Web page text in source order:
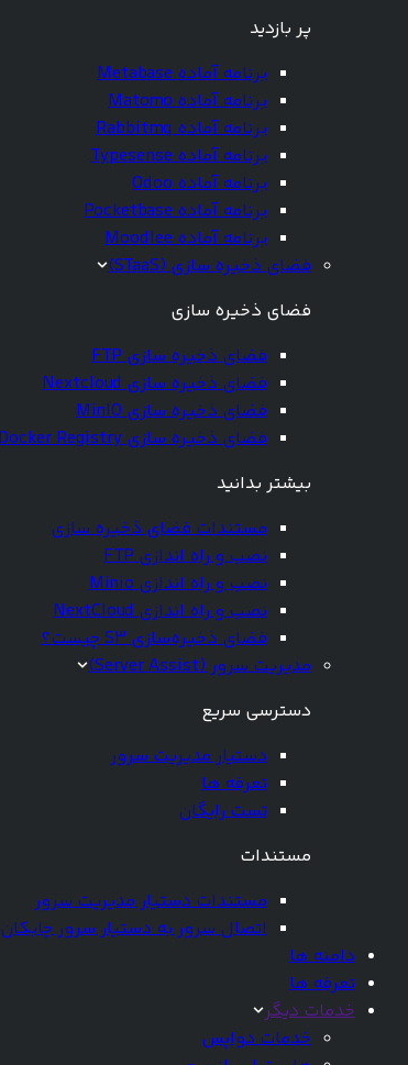
پر بازدید
برنامه آماده Metabase
برنامه آماده Matomo
برنامه آماده Rabbitmq
برنامه آماده Typesense
برنامه آماده Odoo
برنامه آماده Pocketbase
برنامه آماده Moodlee
فضای ذخیره سازی (STaaS)
فضای ذخیره سازی
فضای ذخیره سازی FTP
فضای ذخیره سازی Nextcloud
فضای ذخیره سازی MinIO
فضای ذخیره سازی Docker Registry
بیشتر بدانید
مستندات فضای ذخیره سازی
نصب و راه اندازی FTP
نصب و راه اندازی Minio
نصب و راه اندازی NextCloud
فضای ذخیره‌سازی S3 چیست؟
مدیریت سرور (Server Assist)
دسترسی سریع
دستیار مدیریت سرور
تعرفه ها
تست رایگان
مستندات
مستندات دستیار مدیریت سرور
اتصال سرور به دستیار سرور چابکان
دامنه ها
تعرفه ها
خدمات دیگر
خدمات دواپس